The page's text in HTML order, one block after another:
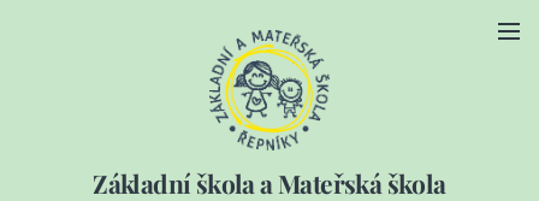
Základní škola a Mateřská škola